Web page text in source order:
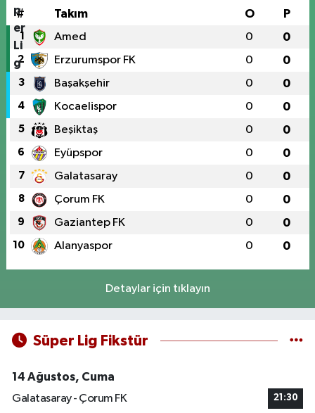
# Takım O P
1 Amed 0 0
2 Erzurumspor FK 0 0
3 Başakşehir 0 0
4 Kocaelispor 0 0
5 Beşiktaş 0 0
6 Eyüpspor 0 0
7 Galatasaray 0 0
8 Çorum FK 0 0
9 Gaziantep FK 0 0
10 Alanyaspor 0 0
Detaylar için tıklayın
Süper Lig Fikstür
14 Ağustos, Cuma
Galatasaray - Çorum FK
21:30